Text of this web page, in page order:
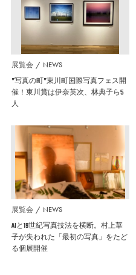
展覧会 NEWS
”写真の町”東川町国際写真フェス開
催！東川賞は伊奈英次、林典子ら5
人
展覧会 NEWS
AIと19世紀写真技法を横断。村上華
子が失われた「最初の写真」をたど
る個展開催